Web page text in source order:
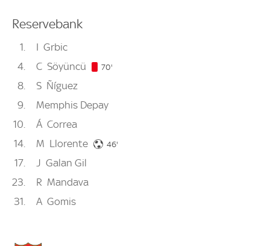
Reservebank
1 I Grbic
4
C Söyüncü 70'
8 S Ñíguez
9
Memphis Depay
10
Á Correa
14
M Llorente 46'
17 J Galan Gil
23
R Mandava
31
A Gomis